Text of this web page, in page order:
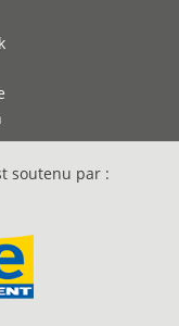
soutenu par :